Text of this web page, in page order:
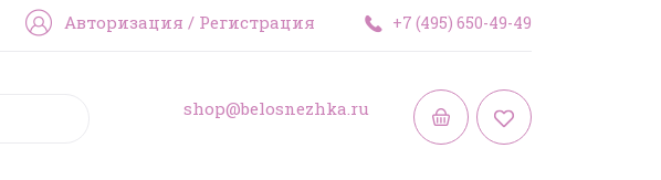
Авторизация / Регистрация +7 (495) 650-49-49
shop@belosnezhka.ru